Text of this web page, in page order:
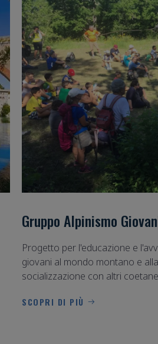
Gruppo Alpinismo
Progetto per l'educazione e
giovani al mondo montano e alla
socializzazione con altri
SCOPRI DI PIÙ